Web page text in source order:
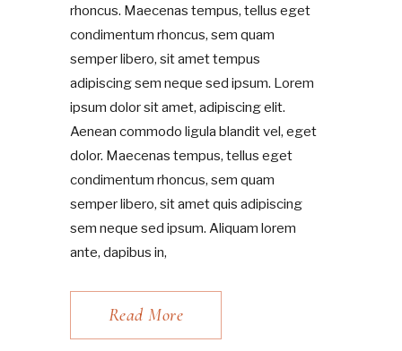
rhoncus. Maecenas tempus, tellus eget
condimentum rhoncus, sem quam
semper libero, sit amet tempus
adipiscing sem neque sed ipsum. Lorem
ipsum dolor sit amet, adipiscing elit.
Aenean commodo ligula blandit vel, eget
dolor. Maecenas tempus, tellus eget
condimentum rhoncus, sem quam
semper libero, sit amet quis adipiscing
sem neque sed ipsum. Aliquam lorem
ante, dapibus in,
Read More